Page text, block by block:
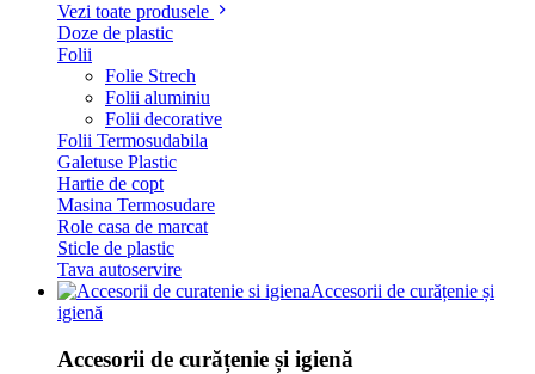
Vezi toate produsele
Doze de plastic
Folii
Folie Strech
Folii aluminiu
Folii decorative
Folii Termosudabila
Galetuse Plastic
Hartie de copt
Masina Termosudare
Role casa de marcat
Sticle de plastic
Tava autoservire
Accesorii de curățenie și
igienă
Accesorii de curățenie și igienă